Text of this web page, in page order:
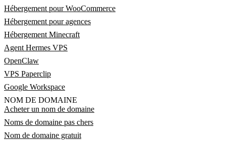
Hébergement pour WooCommerce
Hébergement pour agences
Hébergement Minecraft
Agent Hermes VPS
OpenClaw
VPS Paperclip
Google Workspace
NOM DE DOMAINE
Acheter un nom de domaine
Noms de domaine pas chers
Nom de domaine gratuit